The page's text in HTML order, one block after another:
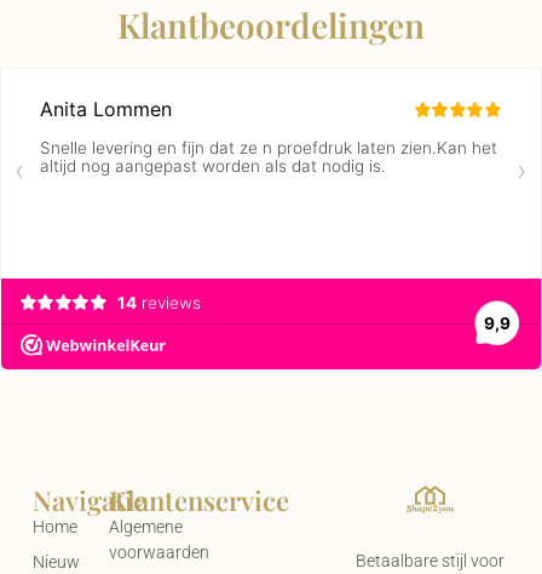
Klantbeoordelingen
Betaalbare stijl voor
Klantenservice
Algemene
voorwaarden
Navigatie
Home
Nieuw